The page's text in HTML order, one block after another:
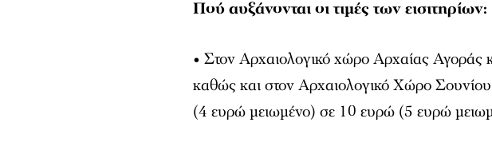
Πού αυξάνονται οι τιμές των εισιτηρίων:
• Στον Αρχαιολογικό χώρο Αρχαίας Αγοράς
καθώς και στον Αρχαιολογικό Χώρο Σουνίου
(4 ευρώ μειωμένο) σε 10 ευρώ (5 ευρώ